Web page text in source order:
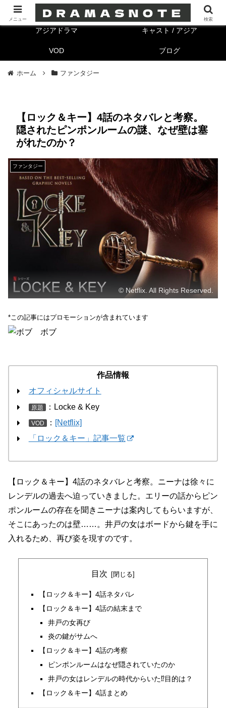
海外ドラマ キャスト/海外
アジアドラマ キャスト / アジア
VOD ブログ
ホーム ファンタジー
【ロック＆キー】4話のネタバレと考察。
隠されたピンポンルームの謎、なぜ壁は塞
がれたのか？
ファンタジー
© Netflix. All Rights Reserved.
*この記事にはプロモーションが含まれています
ボブ
作品情報
オフィシャルサイト
原題 ：Locke & Key
VOD ： [Netflix]
「ロック＆キー」記事一覧
【ロック＆キー】4話のネタバレと考察。ニーナは徐々に
レンデルの過去へ迫っていきました。エリーの話からピン
ポンルームの存在を聞きニーナは案内してもらいますが、
そこにあったのは壁……。井戸の女はボードから鍵を手に
入れるため、再び姿を現すのです。
目次
【ロック＆キー】4話ネタバレ
【ロック＆キー】4話の結末まで
井戸の女再び
炎の鍵がサムへ
【ロック＆キー】4話の考察
ピンポンルームはなぜ隠されていたのか
井戸の女はレンデルの時代からいた⁉目的は？
【ロック＆キー】4話まとめ
メニュー 検索